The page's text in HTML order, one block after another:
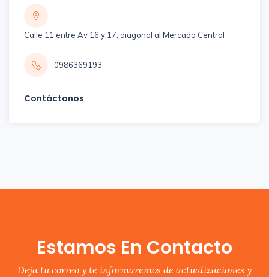
Calle 11 entre Av 16 y 17, diagonal al Mercado Central
0986369193
Contáctanos
Estamos En Contacto
Deja tu correo y te informaremos de actualizaciones y